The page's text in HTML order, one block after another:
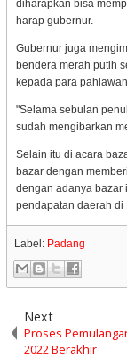
diharapkan bisa
harap gubernur.
Gubernur juga
bendera merah putih
kepada para
"Selama sebulan
sudah mengibarkan
Selain itu di acara
bazar dengan
dengan adanya bazar
pendapatan daerah di
Label: Padang
Next
Proses
2022 Berakhir